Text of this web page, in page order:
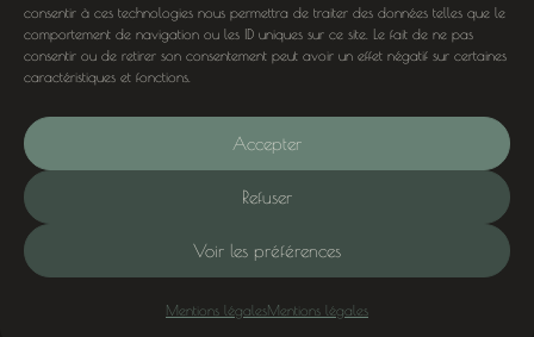
consentir à ces technologies nous permettra de traiter des données telles que le
comportement de navigation ou les ID uniques sur ce site. Le fait de ne pas
consentir ou de retirer son consentement peut avoir un effet négatif sur certaines
caractéristiques et fonctions.
Accepter
Refuser
Voir les préférences
Mentions légalesMentions légales
À deux pas de chez nous
Saint-Julien, Terrasson-Lavilledieu, Siorac-en-
Périgord, Le Buisson-de-Cadouin, Montignac,
Lascaux et Belvès en Dordogne (24)
Conception